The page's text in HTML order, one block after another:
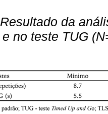
Resultado da
e no teste TUG